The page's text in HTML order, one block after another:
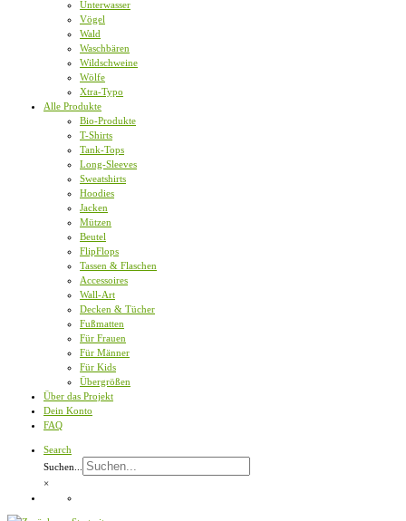
Unterwasser
Vögel
Wald
Waschbären
Wildschweine
Wölfe
Xtra-Typo
Alle Produkte
Bio-Produkte
T-Shirts
Tank-Tops
Long-Sleeves
Sweatshirts
Hoodies
Jacken
Mützen
Beutel
FlipFlops
Tassen & Flaschen
Accessoires
Wall-Art
Decken & Tücher
Fußmatten
Für Frauen
Für Männer
Für Kids
Übergrößen
Über das Projekt
Dein Konto
FAQ
Search
Suchen...
×